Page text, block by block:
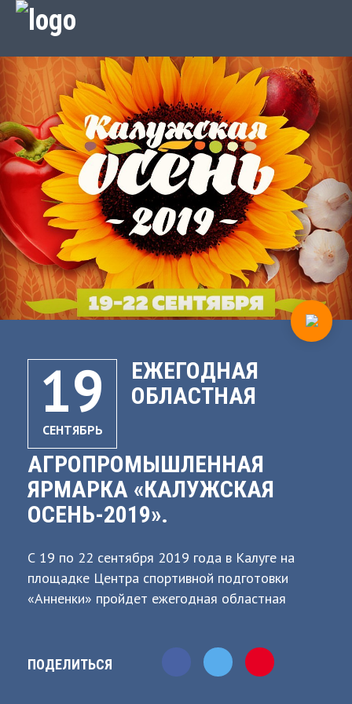
19
СЕНТЯБРЬ
ЕЖЕГОДНАЯ
ОБЛАСТНАЯ
АГРОПРОМЫШЛЕННАЯ
ЯРМАРКА «КАЛУЖСКАЯ
ОСЕНЬ-2019».
С 19 по 22 сентября 2019 года в Калуге на
площадке Центра спортивной подготовки
«Анненки» пройдет ежегодная областная
ежедневно с 10.00-19.00. Официальное
открытие 20 сентября в 12.00. Проведение
ПОДЕЛИТЬСЯ